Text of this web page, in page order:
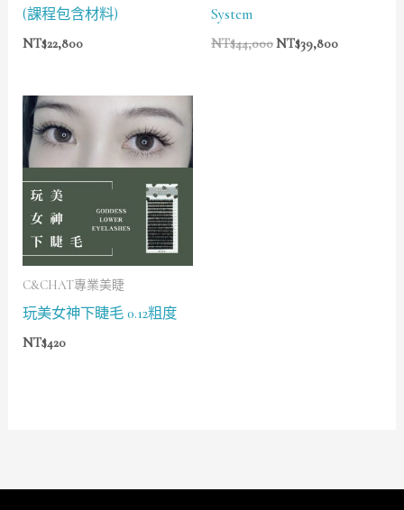
(課程包含材料)
NT$22,800
System
NT$44,000NT$39,800
C&CHAT專業美睫
玩美女神下睫毛 0.12粗度
NT$420